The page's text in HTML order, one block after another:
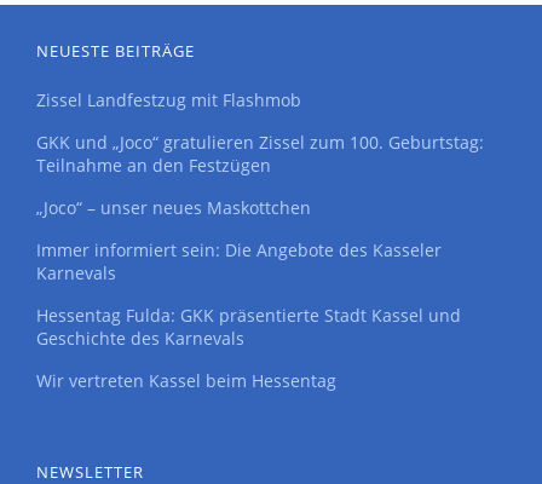
NEUESTE BEITRÄGE
Zissel Landfestzug mit Flashmob
GKK und „Joco“ gratulieren Zissel zum 100. Geburtstag:
Teilnahme an den Festzügen
„Joco“ – unser neues Maskottchen
Immer informiert sein: Die Angebote des Kasseler
Karnevals
Hessentag Fulda: GKK präsentierte Stadt Kassel und
Geschichte des Karnevals
Wir vertreten Kassel beim Hessentag
NEWSLETTER